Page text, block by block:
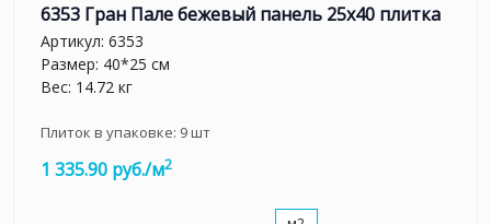
6353 Гран Пале бежевый панель 25x40 плитка
Артикул: 6353
Размер: 40*25 см
Вес: 14.72 кг
Плиток в упаковке: 9шт
1 335.90 руб./м2